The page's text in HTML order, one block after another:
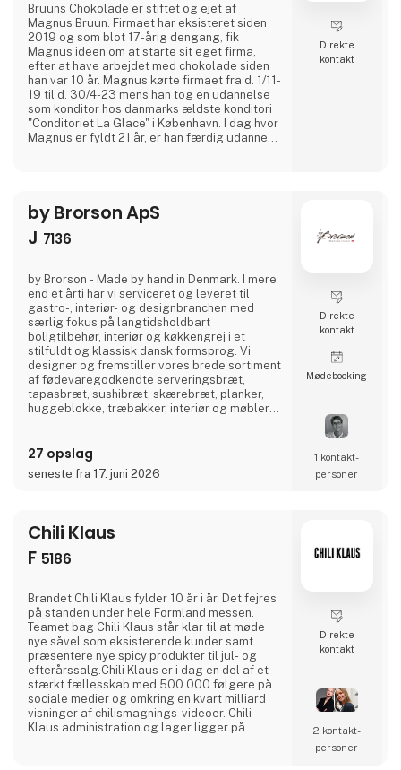
Bruuns Chokolade er stiftet og ejet af
Magnus Bruun. Firmaet har eksisteret siden
2019 og som blot 17-årig dengang, fik
Magnus ideen om at starte sit eget firma,
efter at have arbejdet med chokolade siden
han var 10 år. Magnus kørte firmaet fra d. 1/11-
19 til d. 30/4-23 mens han tog en udannelse
som konditor hos danmarks ældste konditori
"Conditoriet La Glace" i København. I dag hvor
Magnus er fyldt 21 år, er han færdig udannet
Direkte
kontakt
by Brorson ApS
J 7136
by Brorson - Made by hand in Denmark. I mere
end et årti har vi serviceret og leveret til
gastro-, interiør- og designbranchen med
særlig fokus på langtidsholdbart
boligtilbehør, interiør og køkkengrej i et
stilfuldt og klassisk dansk formsprog. Vi
designer og fremstiller vores brede sortiment
af fødevaregodkendte serveringsbræt,
tapasbræt, sushibræt, skærebræt, planker,
huggeblokke, træbakker, interiør og møbler
fremstiller vi også efter ønsker og private
label.Besøg os på vores stand i hal J 7136 og
lad os blive jeres nye leverandør af danske
27 opslag
seneste fra 17. juni 2026
Direkte
kontakt
Møde­booking
1 kontakt­
personer
Chili Klaus
F 5186
Brandet Chili Klaus fylder 10 år i år. Det fejres
på standen under hele Formland messen.
Teamet bag Chili Klaus står klar til at møde
nye såvel som eksisterende kunder samt
præsentere nye spicy produkter til jul- og
efterårssalg.Chili Klaus er i dag en del af et
stærkt fællesskab med 500.000 følgere på
sociale medier og omkring en kvart milliard
visninger af chilismagnings-videoer. Chili
Klaus administration og lager ligger på
Direkte
kontakt
2 kontakt­
personer